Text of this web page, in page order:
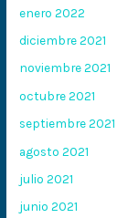
enero 2022
diciembre 2021
noviembre 2021
octubre 2021
septiembre 2021
agosto 2021
julio 2021
junio 2021